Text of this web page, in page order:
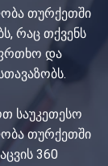
თურქეთში
რაც თქვენს
და
საუკეთესო
თურქეთში
360